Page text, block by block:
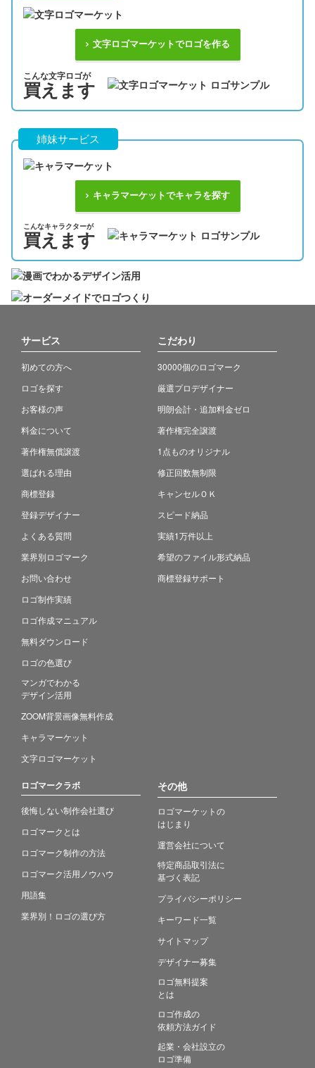
文字ロゴマーケットでロゴを作る
こんな文字ロゴが
買えます
姉妹サービス
キャラマーケットでキャラを探す
こんなキャラクターが
買えます
サービス
初めての方へ
ロゴを探す
お客様の声
料金について
著作権無償譲渡
選ばれる理由
商標登録
登録デザイナー
よくある質問
業界別ロゴマーク
お問い合わせ
ロゴ制作実績
ロゴ作成マニュアル
無料ダウンロード
ロゴの色選び
マンガでわかる
デザイン活用
ZOOM背景画像無料作成
キャラマーケット
文字ロゴマーケット
こだわり
30000個のロゴマーク
厳選プロデザイナー
明朗会計・追加料金ゼロ
著作権完全譲渡
1点ものオリジナル
修正回数無制限
キャンセルＯＫ
スピード納品
実績1万件以上
希望のファイル形式納品
商標登録サポート
ロゴマークラボ
後悔しない制作会社選び
ロゴマークとは
ロゴマーク制作の方法
ロゴマーク活用ノウハウ
用語集
業界別！ロゴの選び方
その他
ロゴマーケットの
はじまり
運営会社について
特定商品取引法に
基づく表記
プライバシーポリシー
キーワード一覧
サイトマップ
デザイナー募集
ロゴ無料提案
とは
ロゴ作成の
依頼方法ガイド
起業・会社設立の
ロゴ準備